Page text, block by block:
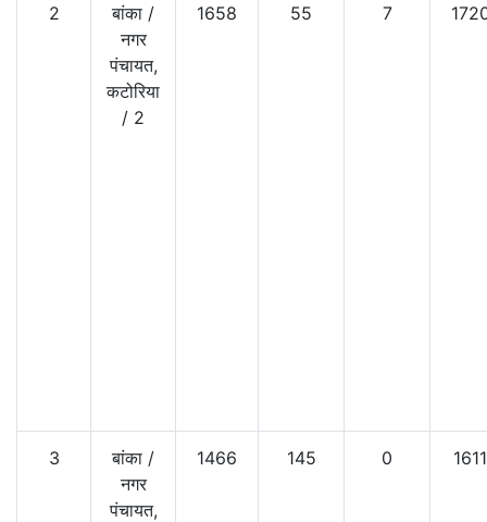
2 बांका /
नगर
पंचायत,
कटोरिया
/ 2
1658 55 7
3 बांका /
नगर
पंचायत,
1466 145 0 1611